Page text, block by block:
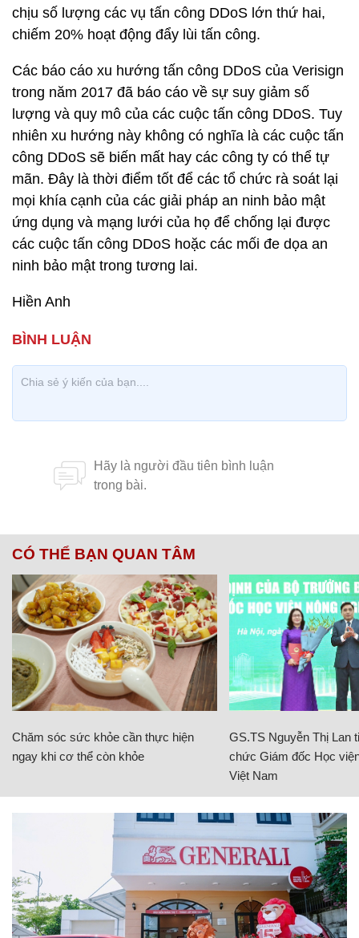
chịu số lượng các vụ tấn công DDoS lớn thứ hai,
chiếm 20% hoạt động đẩy lùi tấn công.
Các báo cáo xu hướng tấn công DDoS của Verisign
trong năm 2017 đã báo cáo về sự suy giảm số
lượng và quy mô của các cuộc tấn công DDoS. Tuy
nhiên xu hướng này không có nghĩa là các cuộc tấn
công DDoS sẽ biến mất hay các công ty có thể tự
mãn. Đây là thời điểm tốt để các tổ chức rà soát lại
mọi khía cạnh của các giải pháp an ninh bảo mật
ứng dụng và mạng lưới của họ để chống lại được
các cuộc tấn công DDoS hoặc các mối đe dọa an
ninh bảo mật trong tương lai.
Hiền Anh
CÓ THỂ BẠN QUAN TÂM
Chăm sóc sức khỏe cần thực hiện
ngay khi cơ thể còn khỏe
GS.TS Nguyễn Thị Lan
chức Giám đốc Học
Việt Nam